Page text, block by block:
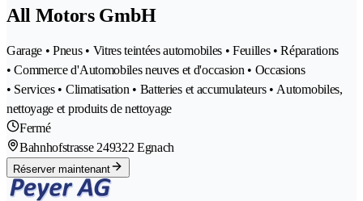
All Motors GmbH
Garage • Pneus • Vitres teintées automobiles • Feuilles • Réparations
• Commerce d'Automobiles neuves et d'occasion • Occasions
• Services • Climatisation • Batteries et accumulateurs • Automobiles,
nettoyage et produits de nettoyage
Fermé
Bahnhofstrasse 249322 Egnach
Réserver maintenant